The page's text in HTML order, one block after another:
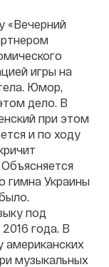
«Вечерний
игры на
Юмор,
дело. В
при этом
и по ходу
гимна Украины
под
года. В
американских
музыкальных